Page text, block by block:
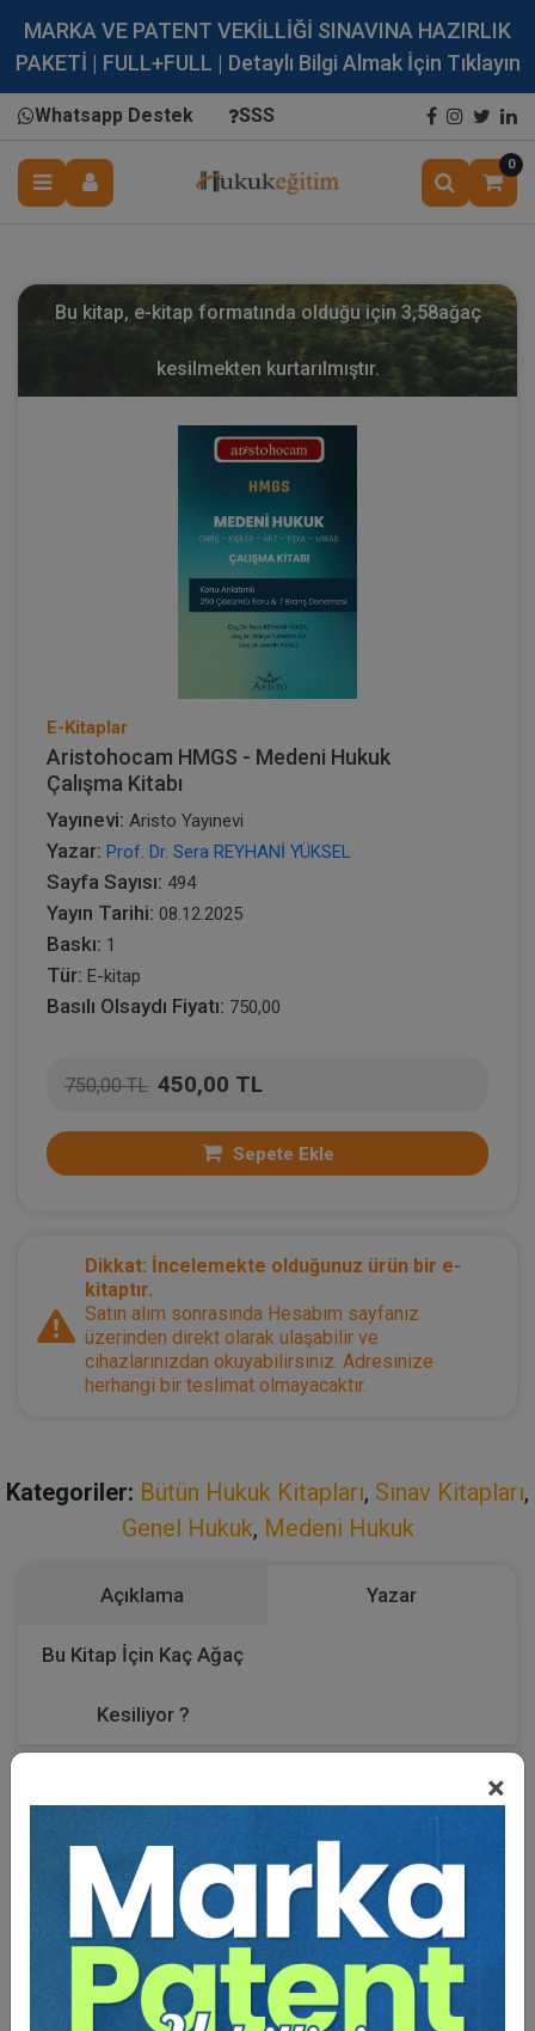
MARKA VE PATENT VEKİLLİĞİ SINAVINA HAZIRLIK
PAKETİ | FULL+FULL | Detaylı Bilgi Almak İçin Tıklayın
Whatsapp Destek SSS
0
×
Bu kitap, e-kitap formatında olduğu için 3,58ağaç
kesilmekten kurtarılmıştır.
E-Kitaplar
Aristohocam HMGS - Medeni Hukuk
Çalışma Kitabı
Yayınevi: Aristo Yayınevi
Yazar: Prof. Dr. Sera REYHANİ YÜKSEL
Sayfa Sayısı: 494
Yayın Tarihi: 08.12.2025
Baskı: 1
Tür: E-kitap
Basılı Olsaydı Fiyatı: 750,00
750,00 TL 450,00 TL
Sepete Ekle
Dikkat: İncelemekte olduğunuz ürün bir e-
kitaptır.
Satın alım sonrasında Hesabım sayfanız
üzerinden direkt olarak ulaşabilir ve
cihazlarınızdan okuyabilirsiniz. Adresinize
herhangi bir teslimat olmayacaktır.
Kategoriler: Bütün Hukuk Kitapları, Sınav Kitapları,
Genel Hukuk, Medeni Hukuk
Açıklama Yazar
Bu Kitap İçin Kaç Ağaç
Kesiliyor ?
Aristohocam HMGS sınavlara hazırlık kitapları serimizin
Medeni Hukuk alanına ilişkin işbu kitabında;
- Medeni hukukun Giriş, Kişiler, Aile, Eşya ve Miras
hukuku alt dalları hakkında konu anlatımına yer verilmiş,
- Her konu başlığı için çözümlü sorular eklenmiş ve